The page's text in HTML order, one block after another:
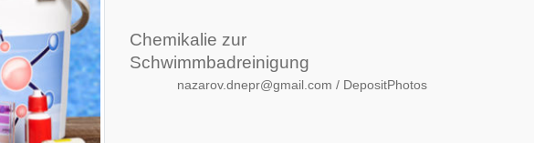
Chemikalie zur
Schwimmbadreinigung
nazarov.dnepr@gmail.com / DepositPhotos